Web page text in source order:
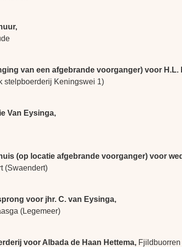
van een afgebrande voorganger) voor H.L.
stelpboerderij Keningswei 1)
Van Eysinga,
(op locatie afgebrande voorganger) voor
(Swaendert)
voor jhr. C. van Eysinga,
(Legemeer)
voor Albada de Haan Hettema,